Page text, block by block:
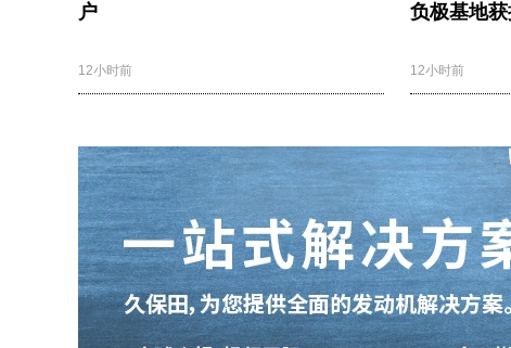
户
12小时前
负极基地
12小时前